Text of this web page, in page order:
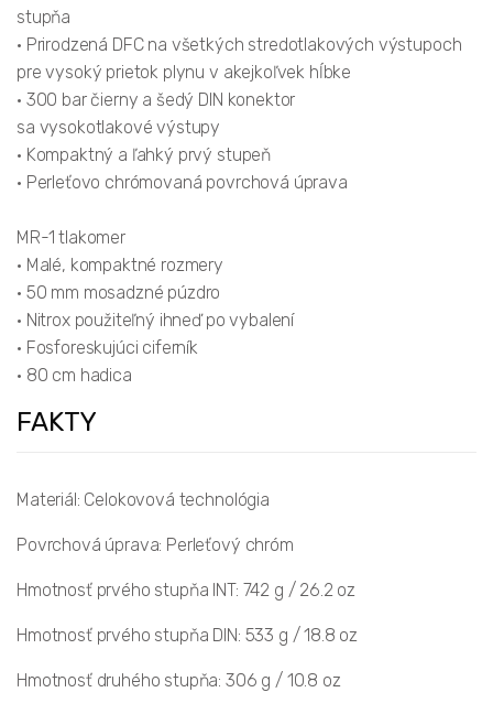
stupňa
• Prirodzená DFC na všetkých stredotlakových výstupoch
pre vysoký prietok plynu v akejkoľvek hĺbke
• 300 bar čierny a šedý DIN konektor
sa vysokotlakové výstupy
• Kompaktný a ľahký prvý stupeň
• Perleťovo chrómovaná povrchová úprava
MR-1 tlakomer
• Malé, kompaktné rozmery
• 50 mm mosadzné púzdro
• Nitrox použiteľný ihneď po vybalení
• Fosforeskujúci ciferník
• 80 cm hadica
FAKTY
Materiál: Celokovová technológia
Povrchová úprava: Perleťový chróm
Hmotnosť prvého stupňa INT: 742 g / 26.2 oz
Hmotnosť prvého stupňa DIN: 533 g / 18.8 oz
Hmotnosť druhého stupňa: 306 g / 10.8 oz